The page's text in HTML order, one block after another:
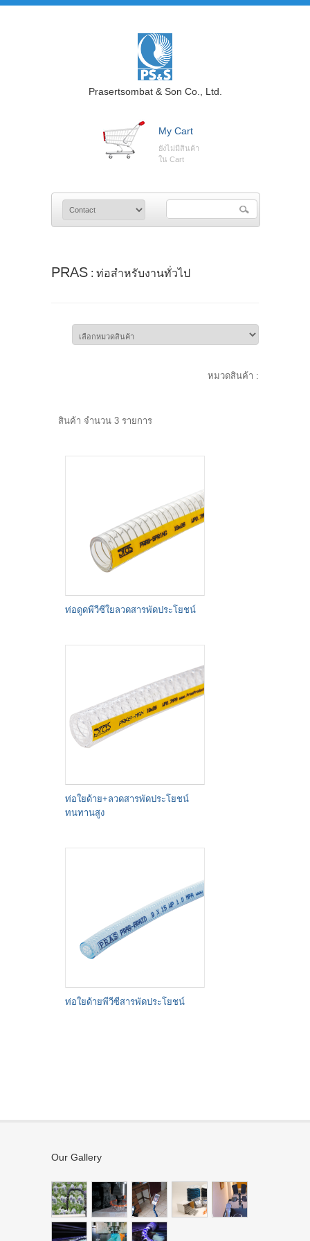
Prasertsombat & Son Co., Ltd.
My Cart
ยังไม่มีสินค้า
ใน Cart
PRAS : ท่อสำหรับงานทั่วไป
หมวดสินค้า :
สินค้า จำนวน 3 รายการ
ท่อดูดพีวีซีใยลวดสารพัดประโยชน์
ท่อใยด้าย+ลวดสารพัดประโยชน์
ทนทานสูง
ท่อใยด้ายพีวีซีสารพัดประโยชน์
Our Gallery